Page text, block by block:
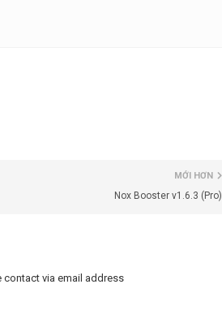
MỚI HƠN
Nox Booster v1.6.3 (Pro)
contact via email address